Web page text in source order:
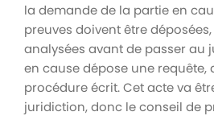
la demande de la partie en
preuves doivent être
analysées avant de passer au
en cause dépose une requête,
procédure écrit. Cet acte va
juridiction, donc le conseil de